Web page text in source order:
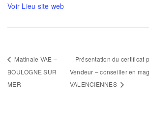
Voir Lieu site web
Matinale VAE –
BOULOGNE SUR
MER
Présentation du certificat
Vendeur – conseiller en
VALENCIENNES